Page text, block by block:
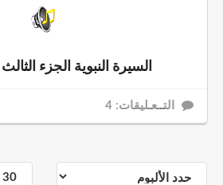
السيرة النبوية الجزء
التــعـليقات: 4